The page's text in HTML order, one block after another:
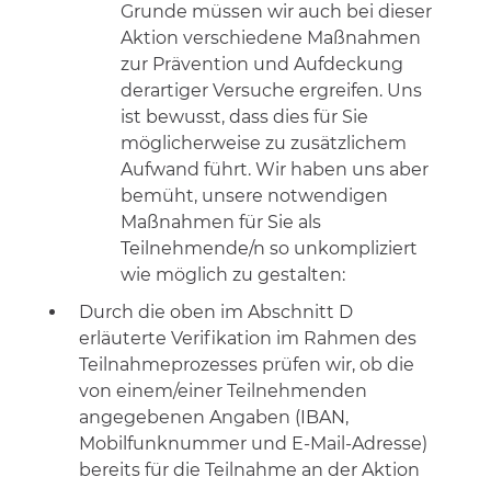
Grunde müssen wir auch bei dieser
Aktion verschiedene Maßnahmen
zur Prävention und Aufdeckung
derartiger Versuche ergreifen. Uns
ist bewusst, dass dies für Sie
möglicherweise zu zusätzlichem
Aufwand führt. Wir haben uns aber
bemüht, unsere notwendigen
Maßnahmen für Sie als
Teilnehmende/n so unkompliziert
wie möglich zu gestalten:
Durch die oben im Abschnitt D
erläuterte Verifikation im Rahmen des
Teilnahmeprozesses prüfen wir, ob die
von einem/einer Teilnehmenden
angegebenen Angaben (IBAN,
Mobilfunknummer und E-Mail-Adresse)
bereits für die Teilnahme an der Aktion